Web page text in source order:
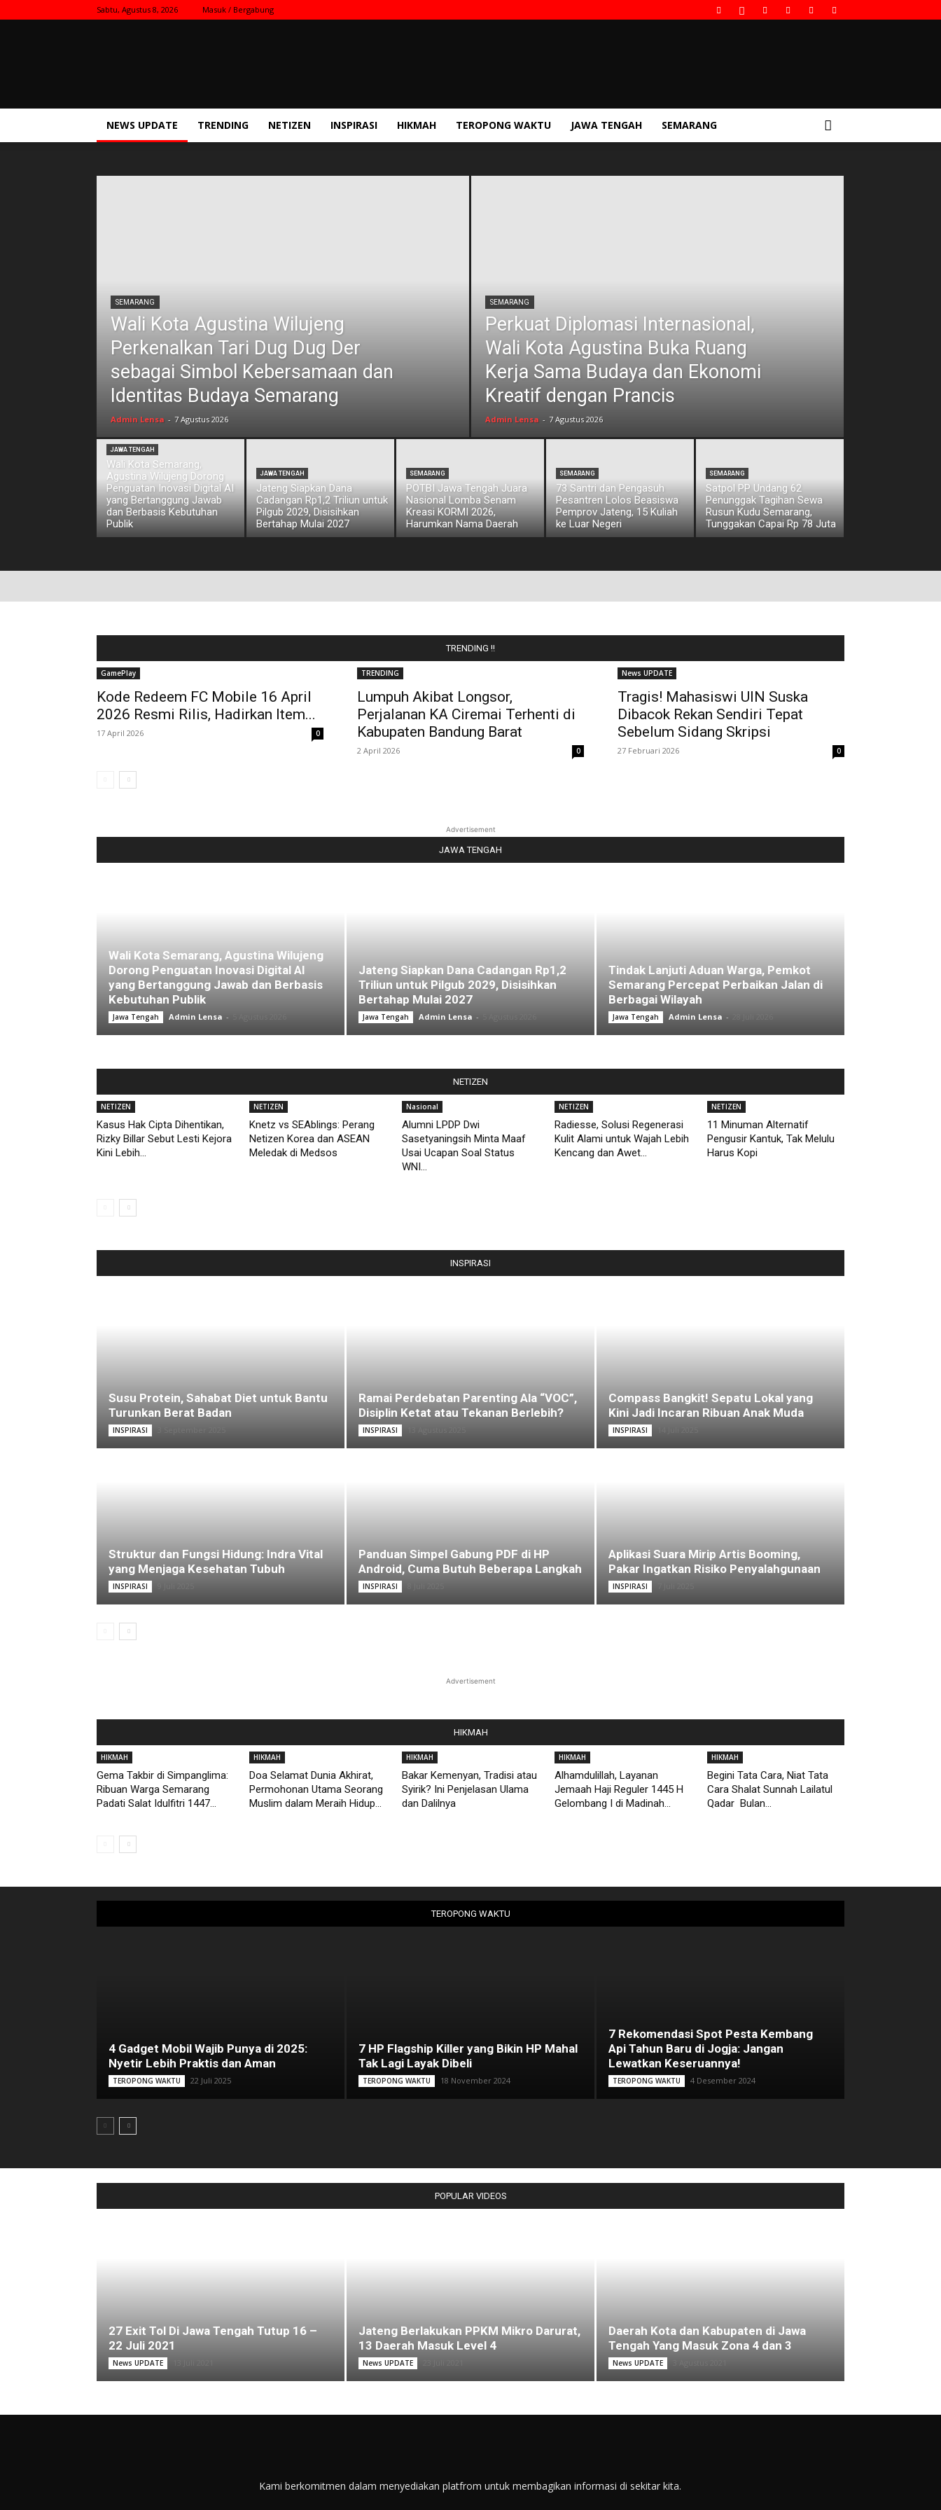
Sabtu, Agustus 8, 2026 Masuk / Bergabung
NEWS UPDATE TRENDING NETIZEN INSPIRASI HIKMAH TEROPONG WAKTU JAWA TENGAH SEMARANG
SEMARANG
Wali Kota Agustina Wilujeng
Perkenalkan Tari Dug Dug Der
sebagai Simbol Kebersamaan dan
Identitas Budaya Semarang
Admin Lensa - 7 Agustus 2026
SEMARANG
Perkuat Diplomasi Internasional,
Wali Kota Agustina Buka Ruang
Kerja Sama Budaya dan Ekonomi
Kreatif dengan Prancis
Admin Lensa - 7 Agustus 2026
JAWA TENGAH
Wali Kota Semarang,
Agustina Wilujeng Dorong
Penguatan Inovasi Digital AI
yang Bertanggung Jawab
dan Berbasis Kebutuhan
Publik
JAWA TENGAH
Jateng Siapkan Dana
Cadangan Rp1,2 Triliun untuk
Pilgub 2029, Disisihkan
Bertahap Mulai 2027
SEMARANG
POTBI Jawa Tengah Juara
Nasional Lomba Senam
Kreasi KORMI 2026,
Harumkan Nama Daerah
SEMARANG
73 Santri dan Pengasuh
Pesantren Lolos Beasiswa
Pemprov Jateng, 15 Kuliah
ke Luar Negeri
SEMARANG
Satpol PP Undang 62
Penunggak Tagihan Sewa
Rusun Kudu Semarang,
Tunggakan Capai Rp 78 Juta
TRENDING !!
GamePlay
Kode Redeem FC Mobile 16 April
2026 Resmi Rilis, Hadirkan Item...
17 April 2026 0
TRENDING
Lumpuh Akibat Longsor,
Perjalanan KA Ciremai Terhenti di
Kabupaten Bandung Barat
2 April 2026 0
News UPDATE
Tragis! Mahasiswi UIN Suska
Dibacok Rekan Sendiri Tepat
Sebelum Sidang Skripsi
27 Februari 2026 0
Advertisement
JAWA TENGAH
Wali Kota Semarang, Agustina Wilujeng
Dorong Penguatan Inovasi Digital AI
yang Bertanggung Jawab dan Berbasis
Kebutuhan Publik
Jawa Tengah Admin Lensa -
Jateng Siapkan Dana Cadangan Rp1,2
Triliun untuk Pilgub 2029, Disisihkan
Bertahap Mulai 2027
Jawa Tengah Admin Lensa -
Tindak Lanjuti Aduan Warga, Pemkot
Semarang Percepat Perbaikan Jalan di
Berbagai Wilayah
Jawa Tengah Admin Lensa -
NETIZEN
NETIZEN
Kasus Hak Cipta Dihentikan,
Rizky Billar Sebut Lesti Kejora
Kini Lebih...
NETIZEN
Knetz vs SEAblings: Perang
Netizen Korea dan ASEAN
Meledak di Medsos
Nasional
Alumni LPDP Dwi
Sasetyaningsih Minta Maaf
Usai Ucapan Soal Status
WNI...
NETIZEN
Radiesse, Solusi Regenerasi
Kulit Alami untuk Wajah Lebih
Kencang dan Awet...
NETIZEN
11 Minuman Alternatif
Pengusir Kantuk, Tak Melulu
Harus Kopi
INSPIRASI
Susu Protein, Sahabat Diet untuk Bantu
Turunkan Berat Badan
INSPIRASI
Ramai Perdebatan Parenting Ala “VOC”,
Disiplin Ketat atau Tekanan Berlebih?
INSPIRASI
Compass Bangkit! Sepatu Lokal yang
Kini Jadi Incaran Ribuan Anak Muda
INSPIRASI
Struktur dan Fungsi Hidung: Indra Vital
yang Menjaga Kesehatan Tubuh
INSPIRASI
Panduan Simpel Gabung PDF di HP
Android, Cuma Butuh Beberapa Langkah
INSPIRASI
Aplikasi Suara Mirip Artis Booming,
Pakar Ingatkan Risiko Penyalahgunaan
INSPIRASI
Advertisement
HIKMAH
HIKMAH
Gema Takbir di Simpanglima:
Ribuan Warga Semarang
Padati Salat Idulfitri 1447...
HIKMAH
Doa Selamat Dunia Akhirat,
Permohonan Utama Seorang
Muslim dalam Meraih Hidup...
HIKMAH
Bakar Kemenyan, Tradisi atau
Syirik? Ini Penjelasan Ulama
dan Dalilnya
HIKMAH
Alhamdulillah, Layanan
Jemaah Haji Reguler 1445 H
Gelombang I di Madinah...
HIKMAH
Begini Tata Cara, Niat Tata
Cara Shalat Sunnah Lailatul
Qadar Bulan...
TEROPONG WAKTU
4 Gadget Mobil Wajib Punya di 2025:
Nyetir Lebih Praktis dan Aman
TEROPONG WAKTU 22 Juli 2025
7 HP Flagship Killer yang Bikin HP Mahal
Tak Lagi Layak Dibeli
TEROPONG WAKTU 18 November 2024
7 Rekomendasi Spot Pesta Kembang
Api Tahun Baru di Jogja: Jangan
Lewatkan Keseruannya!
TEROPONG WAKTU 4 Desember 2024
POPULAR VIDEOS
27 Exit Tol Di Jawa Tengah Tutup 16 –
22 Juli 2021
News UPDATE
Jateng Berlakukan PPKM Mikro Darurat,
13 Daerah Masuk Level 4
News UPDATE
Daerah Kota dan Kabupaten di Jawa
Tengah Yang Masuk Zona 4 dan 3
News UPDATE
Kami berkomitmen dalam menyediakan platfrom untuk membagikan informasi di sekitar kita.